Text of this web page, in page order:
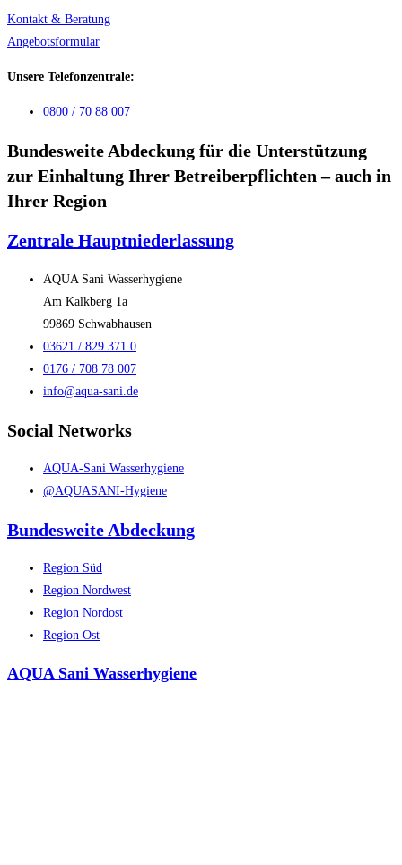
Kontakt & Beratung
Angebotsformular
Unsere Telefonzentrale:
0800 / 70 88 007
Bundesweite Abdeckung für die Unterstützung
zur Einhaltung Ihrer Betreiberpflichten – auch in
Ihrer Region
Zentrale Hauptniederlassung
AQUA Sani Wasserhygiene
Am Kalkberg 1a
99869 Schwabhausen
03621 / 829 371 0
0176 / 708 78 007
info@aqua-sani.de
Social Networks
AQUA-Sani Wasserhygiene
@AQUASANI-Hygiene
Bundesweite Abdeckung
Region Süd
Region Nordwest
Region Nordost
Region Ost
AQUA Sani Wasserhygiene